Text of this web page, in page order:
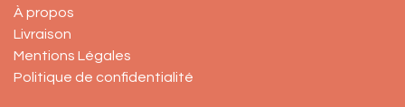
À propos
Livraison
Mentions Légales
Politique de confidentialité